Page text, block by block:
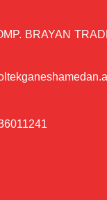
Tampilan
Akun MeTA #3
BRAYAN